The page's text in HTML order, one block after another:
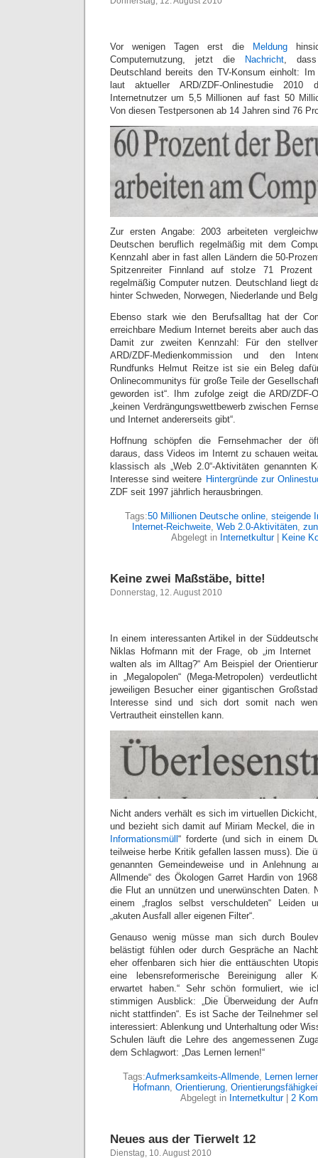
Vor wenigen Tagen erst die Meldung
Computernutzung, jetzt die
Nachricht, dass
Deutschland bereits den TV-Konsum einholt:
laut aktueller ARD/ZDF-Onlinestudie
Internetnutzer um 5,5 Millionen auf fast 50
Von diesen Testpersonen ab 14 Jahren sind 76
Zur ersten Angabe: 2003 arbeiteten
Deutschen beruflich regelmäßig mit dem
Kennzahl aber in fast allen Ländern die 50-
Spitzenreiter Finnland auf stolze 71 Prozent
regelmäßig Computer nutzen. Deutschland liegt
hinter Schweden, Norwegen, Niederlande und
Ebenso stark wie den Berufsalltag hat der
erreichbare Medium Internet bereits aber auch
Damit zur zweiten Kennzahl: Für den
ARD/ZDF-Medienkommission und den
Rundfunks Helmut Reitze ist sie ein Beleg
Onlinecommunitys für große Teile der
geworden ist“. Ihm zufolge zeigt die ARD/ZDF-
„keinen Verdrängungswettbewerb zwischen
und Internet andererseits gibt“.
Hoffnung schöpfen die Fernsehmacher der
daraus, dass Videos im Internt zu schauen
klassisch als „Web 2.0“-Aktivitäten genannten
Interesse sind weitere Hintergründe zur
ZDF seit 1997 jährlich herausbringen.
Tags:50 Millionen Deutsche online, steigende
Internet-Reichweite, Web 2.0-Aktivitäten,
Abgelegt in Internetkultur| Keine
Keine zwei Maßstäbe, bitte!
Donnerstag, 12. August 2010
In einem interessanten Artikel in der
Niklas Hofmann mit der Frage, ob „im Internet
walten als im Alltag?“ Am Beispiel der
in „Megalopolen“ (Mega-Metropolen)
jeweiligen Besucher einer gigantischen
Interesse sind und sich dort somit nach
Vertrautheit einstellen kann.
Nicht anders verhält es sich im virtuellen
und bezieht sich damit auf Miriam Meckel, die in
Informationsmüll “ forderte (und sich in einem
teilweise herbe Kritik gefallen lassen muss). Die
genannten Gemeindeweise und in Anlehnung
Allmende“ des Ökologen Garret Hardin von
die Flut an unnützen und unerwünschten Daten.
einem „fraglos selbst verschuldeten“ Leiden
„akuten Ausfall aller eigenen Filter“.
Genauso wenig müsse man sich durch
belästigt fühlen oder durch Gespräche an
eher offenbaren sich hier die enttäuschten
eine lebensreformerische Bereinigung aller
erwartet haben.“ Sehr schön formuliert, wie
stimmigen Ausblick: „Die Überweidung der
nicht stattfinden“. Es ist Sache der Teilnehmer
interessiert: Ablenkung und Unterhaltung oder
Schulen läuft die Lehre des angemessenen
dem Schlagwort: „Das Lernen lernen!“
Tags:Aufmerksamkeits-Allmende, Lernen
Hofmann, Orientierung,
Abgelegt in Internetkultur| 2
Neues aus der Tierwelt 12
Dienstag, 10. August 2010